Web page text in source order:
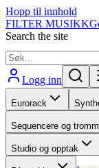
Hopp til innhold
FILTER MUSIKK
Search the site
Logg inn
Eurorack
Sequencere og
Studio og opptak